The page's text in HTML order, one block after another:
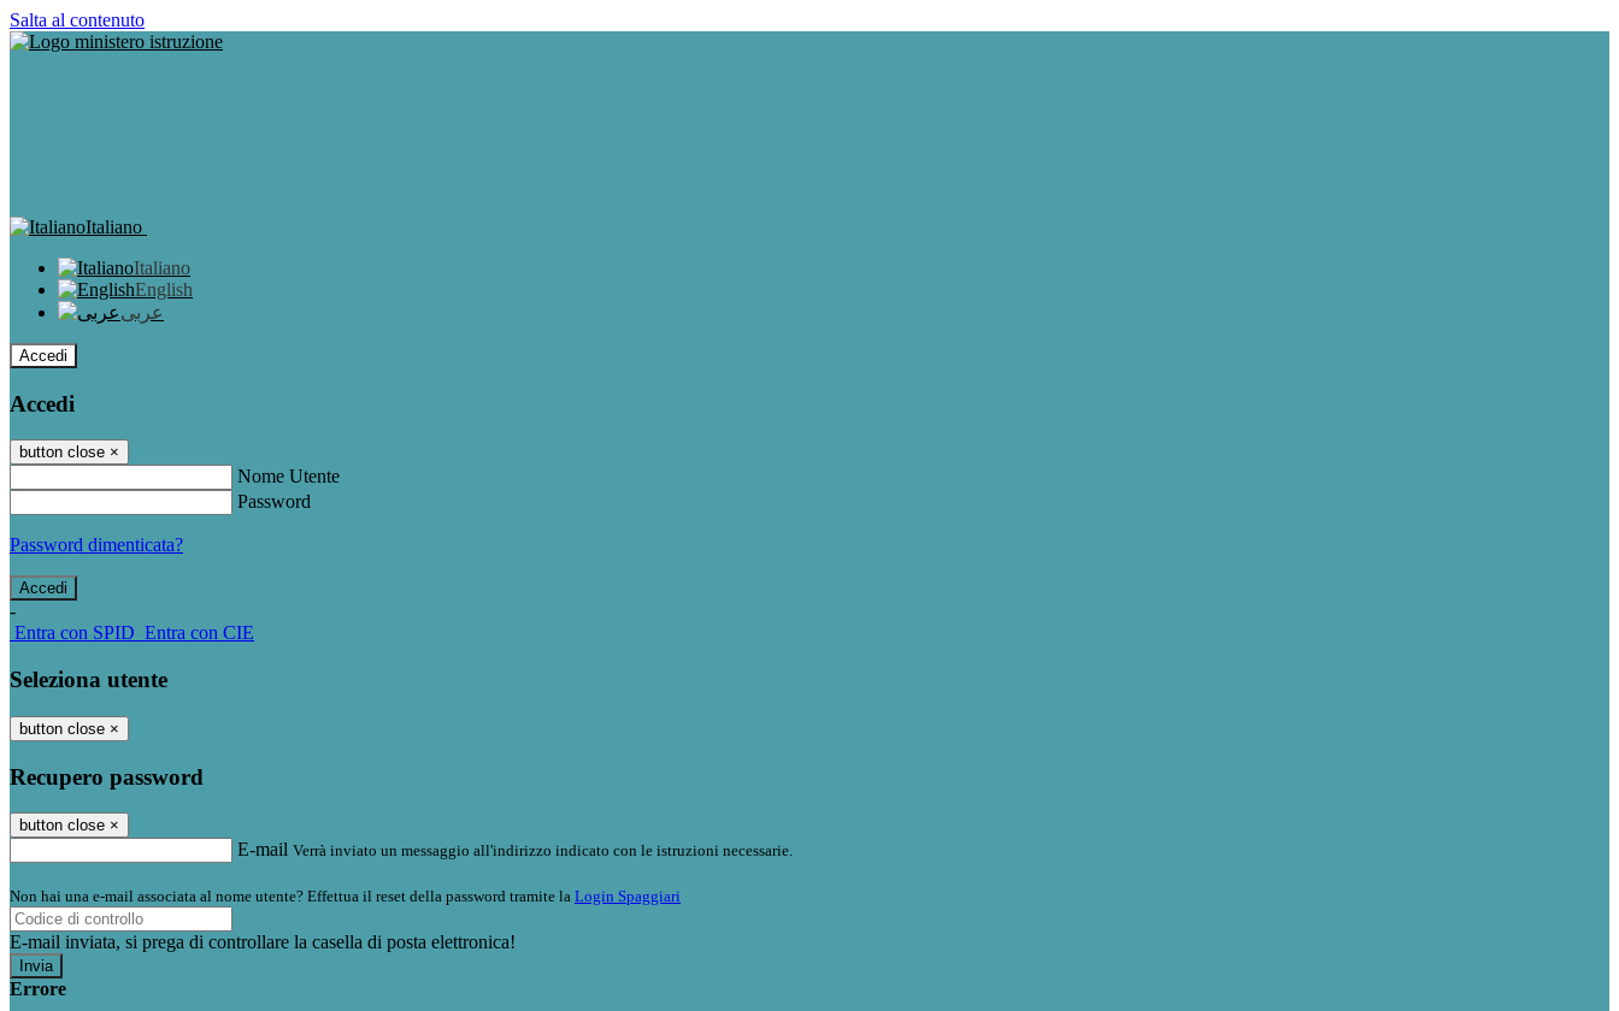
Salta al contenuto
Italiano
Italiano
English
عربى
Accedi
Accedi
button close ×
Nome Utente
Password
Password dimenticata?
-
Entra con SPID Entra con CIE
Seleziona utente
button close ×
Recupero password
button close ×
E-mail Verrà inviato un messaggio all'indirizzo indicato con le istruzioni necessarie.
Non hai una e-mail associata al nome utente? Effettua il reset della password tramite la Login Spaggiari
E-mail inviata, si prega di controllare la casella di posta elettronica!
Errore